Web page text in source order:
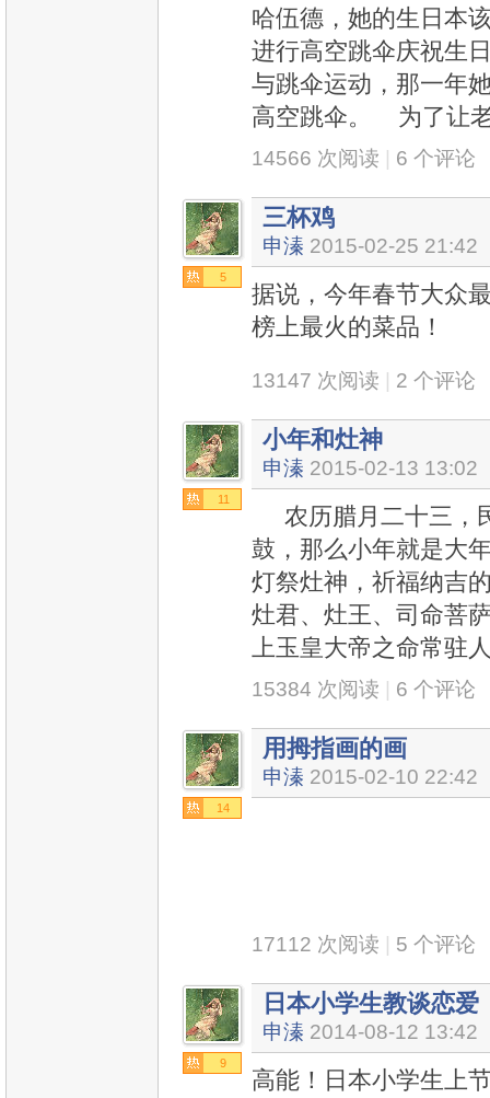
哈伍德，她的生日本
进行高空跳伞庆祝生
与跳伞运动，那一年
高空跳伞。 为了让
14566 次阅读 6 个评论
5
三杯鸡
申溱 2015-02-25 21:42
据说，今年春节大众
榜上最火的菜品！
13147 次阅读 2 个评论
11
小年和灶神
申溱 2015-02-13 13:02
农历腊月二十三，
鼓，那么小年就是大
灯祭灶神，祈福纳吉
灶君、灶王、司命菩
上玉皇大帝之命常驻
15384 次阅读 6 个评论
14
用拇指画的画
申溱 2015-02-10 22:42
17112 次阅读 5 个评论
9
日本小学生教谈恋爱
申溱 2014-08-12 13:42
高能！日本小学生上